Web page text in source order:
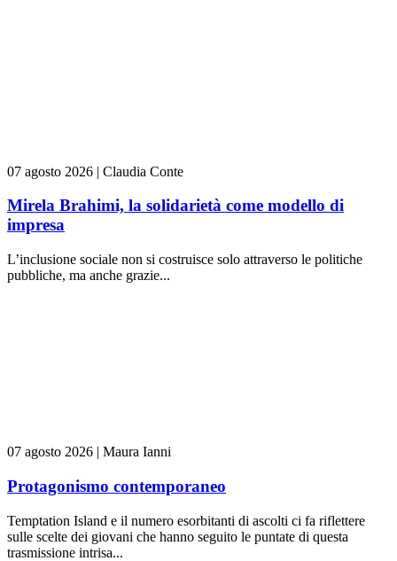
07 agosto 2026 | Claudia Conte
Mirela Brahimi, la solidarietà come modello di
impresa
L’inclusione sociale non si costruisce solo attraverso le politiche
pubbliche, ma anche grazie...
07 agosto 2026 | Maura Ianni
Protagonismo contemporaneo
Temptation Island e il numero esorbitanti di ascolti ci fa riflettere
sulle scelte dei giovani che hanno seguito le puntate di questa
trasmissione intrisa...